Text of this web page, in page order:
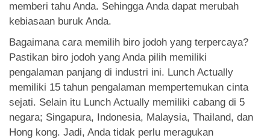
memberi tahu Anda. Sehingga Anda dapat merubah
kebiasaan buruk Anda.
Bagaimana cara memilih biro jodoh yang terpercaya?
Pastikan biro jodoh yang Anda pilih memiliki
pengalaman panjang di industri ini. Lunch Actually
memiliki 15 tahun pengalaman mempertemukan cinta
sejati. Selain itu Lunch Actually memiliki cabang di 5
negara; Singapura, Indonesia, Malaysia, Thailand, dan
Hong kong. Jadi, Anda tidak perlu meragukan